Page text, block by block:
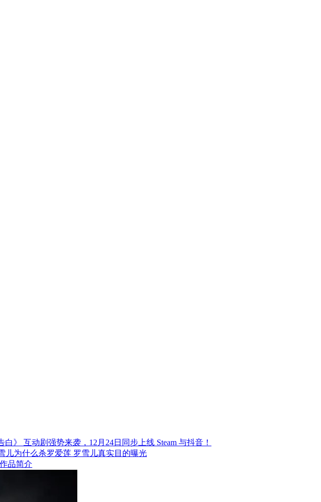
白》 互动剧强势来袭，12月24日同步上线 Steam 与抖音！
儿为什么杀罗爱莲 罗雪儿真实目的曝光
品简介